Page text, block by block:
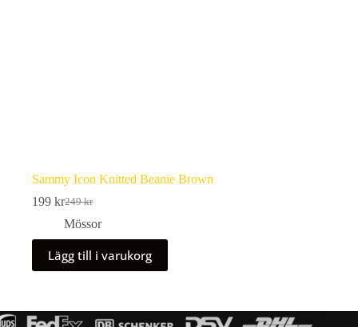
Sammy Icon Knitted Beanie Brown
249kr
Det
ursprungliga
priset
var:
249 kr.
199 krDet
nuvarande
priset
är:
199 kr.
Mössor
Lägg till i varukorg